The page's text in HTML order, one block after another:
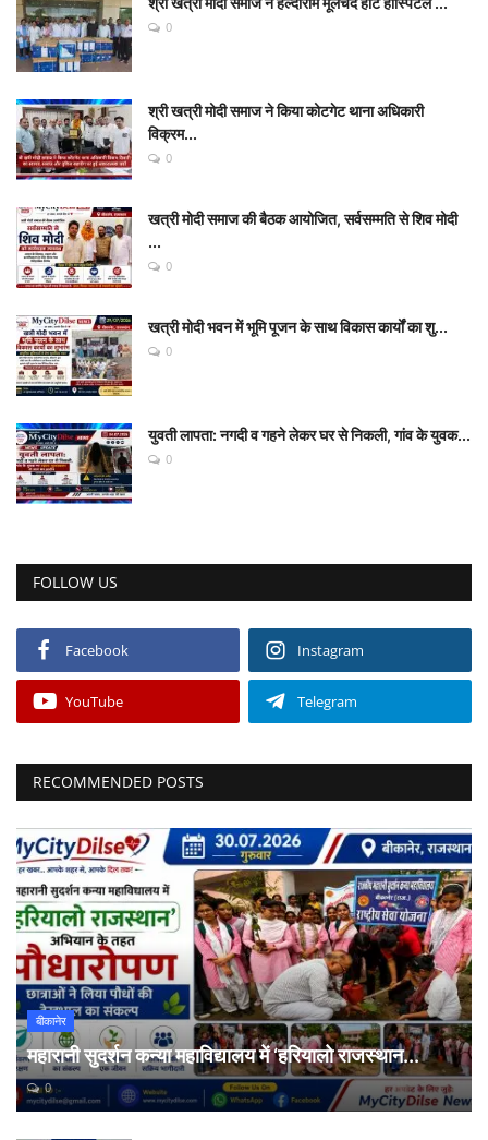
0
श्री खत्री मोदी समाज ने किया कोटगेट थाना अधिकारी
विक्रम...
0
खत्री मोदी समाज की बैठक आयोजित, सर्वसम्मति से शिव मोदी
...
0
खत्री मोदी भवन में भूमि पूजन के साथ विकास कार्यों का शु...
0
युवती लापता: नगदी व गहने लेकर घर से निकली, गांव के युवक...
0
FOLLOW US
Facebook Instagram
YouTube Telegram
RECOMMENDED POSTS
बीकानेर
महारानी सुदर्शन कन्या महाविद्यालय में ‘हरियालो राजस्थान...
0